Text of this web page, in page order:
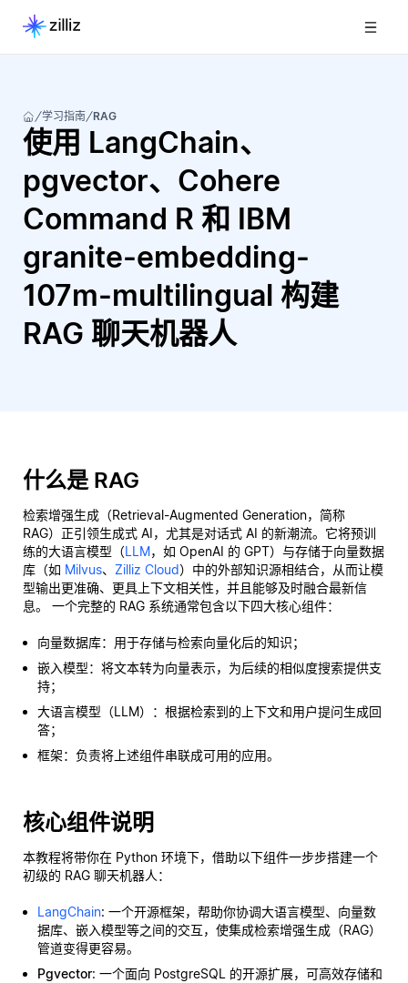
学习指南 RAG
使用 LangChain、
pgvector、Cohere
Command R 和 IBM
granite-embedding-
107m-multilingual 构建
RAG 聊天机器人
什么是 RAG
检索增强生成（Retrieval-Augmented Generation，简称
RAG）正引领生成式 AI，尤其是对话式 AI 的新潮流。它将预训
练的大语言模型（LLM，如 OpenAI 的 GPT）与存储于向量数据
库（如 Milvus、 Zilliz Cloud）中的外部知识源相结合，从而让模
型输出更准确、更具上下文相关性，并且能够及时融合最新信
息。 一个完整的 RAG 系统通常包含以下四大核心组件：
向量数据库：用于存储与检索向量化后的知识；
嵌入模型：将文本转为向量表示，为后续的相似度搜索提供支
持；
大语言模型（LLM）：根据检索到的上下文和用户提问生成回
答；
框架：负责将上述组件串联成可用的应用。
核心组件说明
本教程将带你在 Python 环境下，借助以下组件一步步搭建一个
初级的 RAG 聊天机器人：
LangChain: 一个开源框架，帮助你协调大语言模型、向量数
据库、嵌入模型等之间的交互，使集成检索增强生成（RAG）
管道变得更容易。
Pgvector: 一个面向 PostgreSQL 的开源扩展，可高效存储和